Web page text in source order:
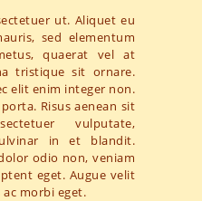
ut. Aliquet eu
sed elementum
quaerat vel at
tristique sit ornare.
elit enim integer non.
Risus aenean sit
vulputate,
in et blandit.
odio non, veniam
eget. Augue velit
morbi eget.